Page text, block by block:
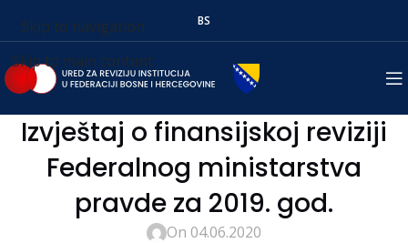
Skip to navigation
Skip to main content
BS
Izvještaj o finansijskoj reviziji
Federalnog ministarstva
pravde za 2019. god.
On 04.06.2020